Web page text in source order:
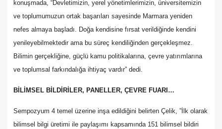
konuşmada, “Devletimizin, yerel yönetimlerimizin, üniversitemizin
ve toplumumuzun ortak başarıları sayesinde Marmara yeniden
nefes almaya başladı. Doğa kendisine fırsat verildiğinde kendini
yenileyebilmektedir ama bu süreç kendiliğinden gerçekleşmez.
Bilimin gerçekliğine, güçlü kamu politikalarına, çevre yatırımlarına
ve toplumsal farkındalığa ihtiyaç vardır” dedi.
BİLİMSEL BİLDİRİLER, PANELLER, ÇEVRE FUARI…
Sempozyum 4 temel üzerine inşa edildiğini belirten Çelik, ”İlk olarak
bilimsel bilgi üretimi ile paylaşımı kapsamında 151 bilimsel bildiri